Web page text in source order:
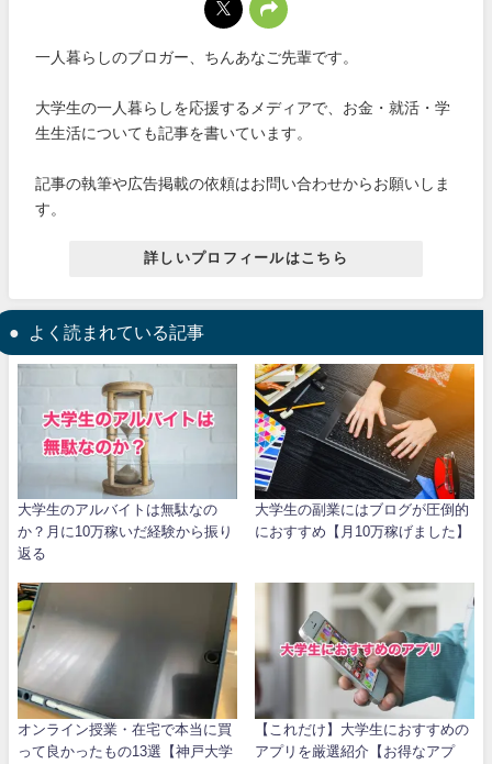
一人暮らしのブロガー、ちんあなご先輩です。
大学生の一人暮らしを応援するメディアで、お金・就活・学
生生活についても記事を書いています。
記事の執筆や広告掲載の依頼はお問い合わせからお願いしま
す。
詳しいプロフィールはこちら
よく読まれている記事
大学生のアルバイトは無駄なの
か？月に10万稼いだ経験から振り
返る
大学生の副業にはブログが圧倒的
におすすめ【月10万稼げました】
オンライン授業・在宅で本当に買
って良かったもの13選【神戸大学
【これだけ】大学生におすすめの
アプリを厳選紹介【お得なアプ